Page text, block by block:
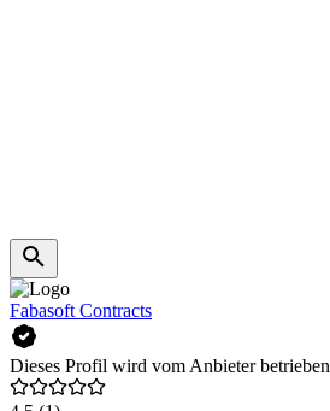
Fabasoft Contracts
Dieses Profil wird vom Anbieter betrieben